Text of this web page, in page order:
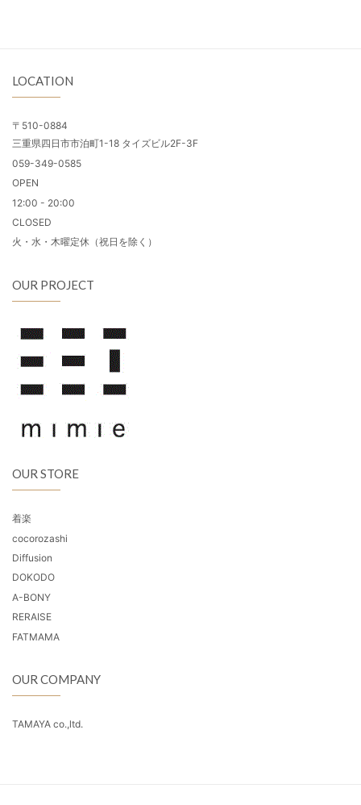
LOCATION
〒510-0884
三重県四日市市泊町1-18 タイズビル2F-3F
059-349-0585
OPEN
12:00 - 20:00
CLOSED
火・水・木曜定休（祝日を除く）
OUR PROJECT
OUR STORE
着楽
cocorozashi
Diffusion
DOKODO
A-BONY
RERAISE
FATMAMA
OUR COMPANY
TAMAYA co.,ltd.